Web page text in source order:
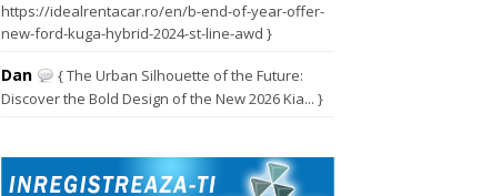
https://idealrentacar.ro/en/b-end-of-year-offer-
new-ford-kuga-hybrid-2024-st-line-awd }
Dan
{ The Urban Silhouette of the Future:
Discover the Bold Design of the New 2026 Kia... }